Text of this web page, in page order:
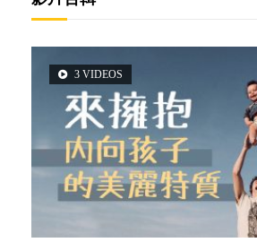
3 VIDEOS
2 VIDEOS
5 VIDEOS
6 VIDEOS
6 VIDEOS